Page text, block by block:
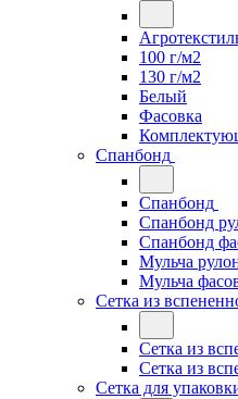
100 г/м2
130 г/м2
Белый
Фасовка
Спанбонд
Спанбонд
Спанбонд
Спанбонд
Мульча
Мульча
Сетка из
Сетка из
Сетка из
Сетка для